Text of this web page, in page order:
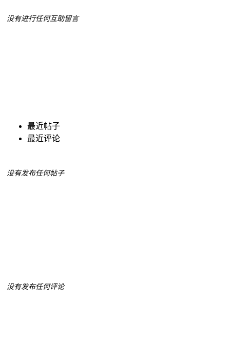
没有进行任何互助留言
最近帖子
最近评论
没有发布任何帖子
没有发布任何评论